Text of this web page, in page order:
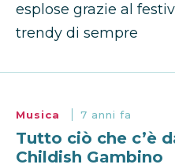
esplose grazie al
trendy di sempre
Musica 7 anni fa
Tutto ciò che c’è
Childish Gambino